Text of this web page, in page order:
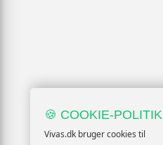
🍪 COOKIE-POLITIK
Vivas.dk bruger cookies til